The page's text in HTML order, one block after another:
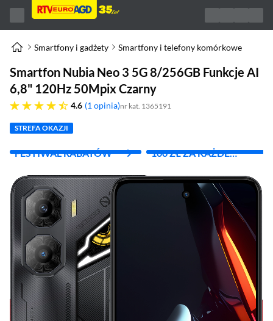
Smartfony i gadżety Smartfony i telefony komórkowe
Smartfon Nubia Neo 3 5G 8/256GB Funkcje AI
6,8" 120Hz 50Mpix Czarny
4.6
4.6 gwiazdek 1 opinia nr kat. 1365191
STREFA OKAZJI
FESTIWAL RABATÓW
100 ZŁ ZA KAŻDE